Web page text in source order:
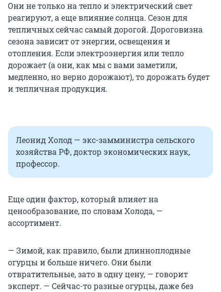
Они не только на тепло и электрический свет
реагируют, а еще влияние солнца. Сезон для
тепличных сейчас самый дорогой. Дороговизна
сезона зависит от энергии, освещения и
отопления. Если электроэнергия или тепло
дорожает (а они, как мы с вами заметили,
медленно, но верно дорожают), то дорожать будет
и тепличная продукция.
Леонид Холод — экс-замминистра сельского
хозяйства РФ, доктор экономических наук,
профессор.
Еще один фактор, который влияет на
ценообразование, по словам Холода, —
ассортимент.
— Зимой, как правило, были длинноплодные
огурцы и больше ничего. Они были
отвратительные, зато в одну цену, — говорит
эксперт. — Сейчас-то разные огурцы, даже без